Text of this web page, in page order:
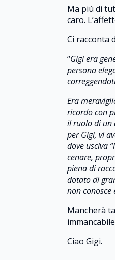
Ma più di
caro.
Ci racconta
“Gigi era
persona
Era
ricordo con
il ruolo di un
per Gigi, vi
dove usciva
cenare,
piena di
dotato di
non
Mancherà
Ciao Gigi.